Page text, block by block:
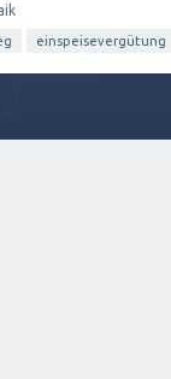
einspeisevergütung